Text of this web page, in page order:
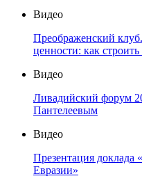
Видео
Преображенский
ценности: как
Видео
Ливадийский форум
Пантелеевым
Видео
Презентация доклада
Евразии»